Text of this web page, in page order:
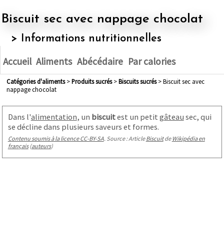
Biscuit sec avec nappage chocolat
> Informations nutritionnelles
Accueil Aliments Abécédaire Par calories
Catégories d'aliments> produits sucrés> biscuits sucrés> Biscuit sec avec
nappage chocolat
Dans l'alimentation, un biscuitest un petit gâteau sec, qui
se décline dans plusieurs saveurs et formes.
Contenu soumis à la licence CC-BY-SA. Source : ArticleBiscuitde Wikipédia en
français(auteurs)